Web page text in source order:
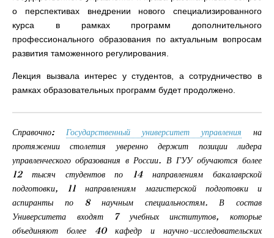
о перспективах внедрении нового специализированного
курса в рамках программ дополнительного
профессионального образования по актуальным вопросам
развития таможенного регулирования.
Лекция вызвала интерес у студентов, а сотрудничество в
рамках образовательных программ будет продолжено.
Справочно: Государственный университет управления на
протяжении столетия уверенно держит позиции лидера
управленческого образования в России. В ГУУ обучаются более
12 тысяч студентов по 14 направлениям бакалаврской
подготовки, 11 направлениям магистерской подготовки и
аспиранты по 8 научным специальностям. В состав
Университета входят 7 учебных институтов, которые
объединяют более 40 кафедр и научно-исследовательских